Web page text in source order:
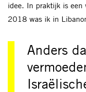
idee. In praktijk is een
2018 was ik in
Anders